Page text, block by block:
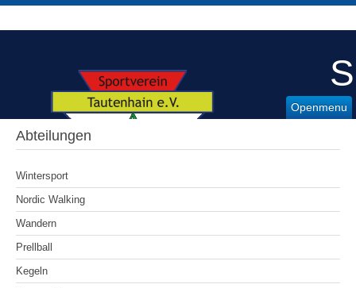
Openmenu
Abteilungen
Wintersport
Nordic Walking
Wandern
Prellball
Kegeln